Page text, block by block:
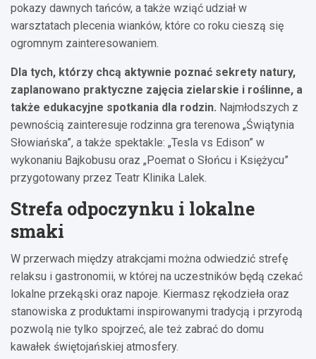
pokazy dawnych tańców, a także wziąć udział w
warsztatach plecenia wianków, które co roku cieszą się
ogromnym zainteresowaniem.
Dla tych, którzy chcą aktywnie poznać sekrety natury,
zaplanowano praktyczne zajęcia zielarskie i roślinne, a
także edukacyjne spotkania dla rodzin. Najmłodszych z
pewnością zainteresuje rodzinna gra terenowa „Świątynia
Słowiańska”, a także spektakle: „Tesla vs Edison” w
wykonaniu Bajkobusu oraz „Poemat o Słońcu i Księżycu”
przygotowany przez Teatr Klinika Lalek.
Strefa odpoczynku i lokalne
smaki
W przerwach między atrakcjami można odwiedzić strefę
relaksu i gastronomii, w której na uczestników będą czekać
lokalne przekąski oraz napoje. Kiermasz rękodzieła oraz
stanowiska z produktami inspirowanymi tradycją i przyrodą
pozwolą nie tylko spojrzeć, ale też zabrać do domu
kawałek świętojańskiej atmosfery.